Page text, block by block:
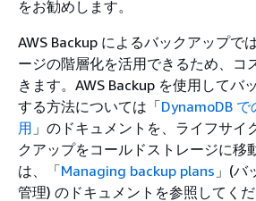
をお勧めします。
AWS Backup によるバックアップで
ージの階層化を活用できるため、コ
きます。AWS Backup を使用してバ
する方法については「DynamoDB で
用 」のドキュメントを、ライフサイ
クアップをコールドストレージに移
は、「Managing backup plans 」(バ
管理) のドキュメントを参照してくだ